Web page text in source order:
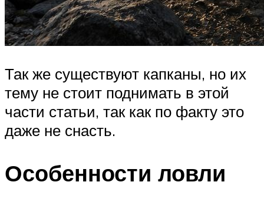
Так же существуют капканы, но их
тему не стоит поднимать в этой
части статьи, так как по факту это
даже не снасть.
Особенности ловли